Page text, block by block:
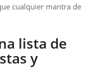
cualquier mantra de
lista de
y